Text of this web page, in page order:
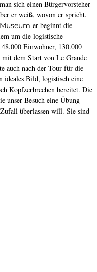
sich einen Bürgervorsteher
er weiß, wovon er spricht.
er beginnt die
um die logistische
Einwohner, 130.000
dem Start von Le Grande
auch nach der Tour für die
ideales Bild, logistisch eine
Kopfzerbrechen bereitet. Die
unser Besuch eine Übung
überlassen will. Sie sind